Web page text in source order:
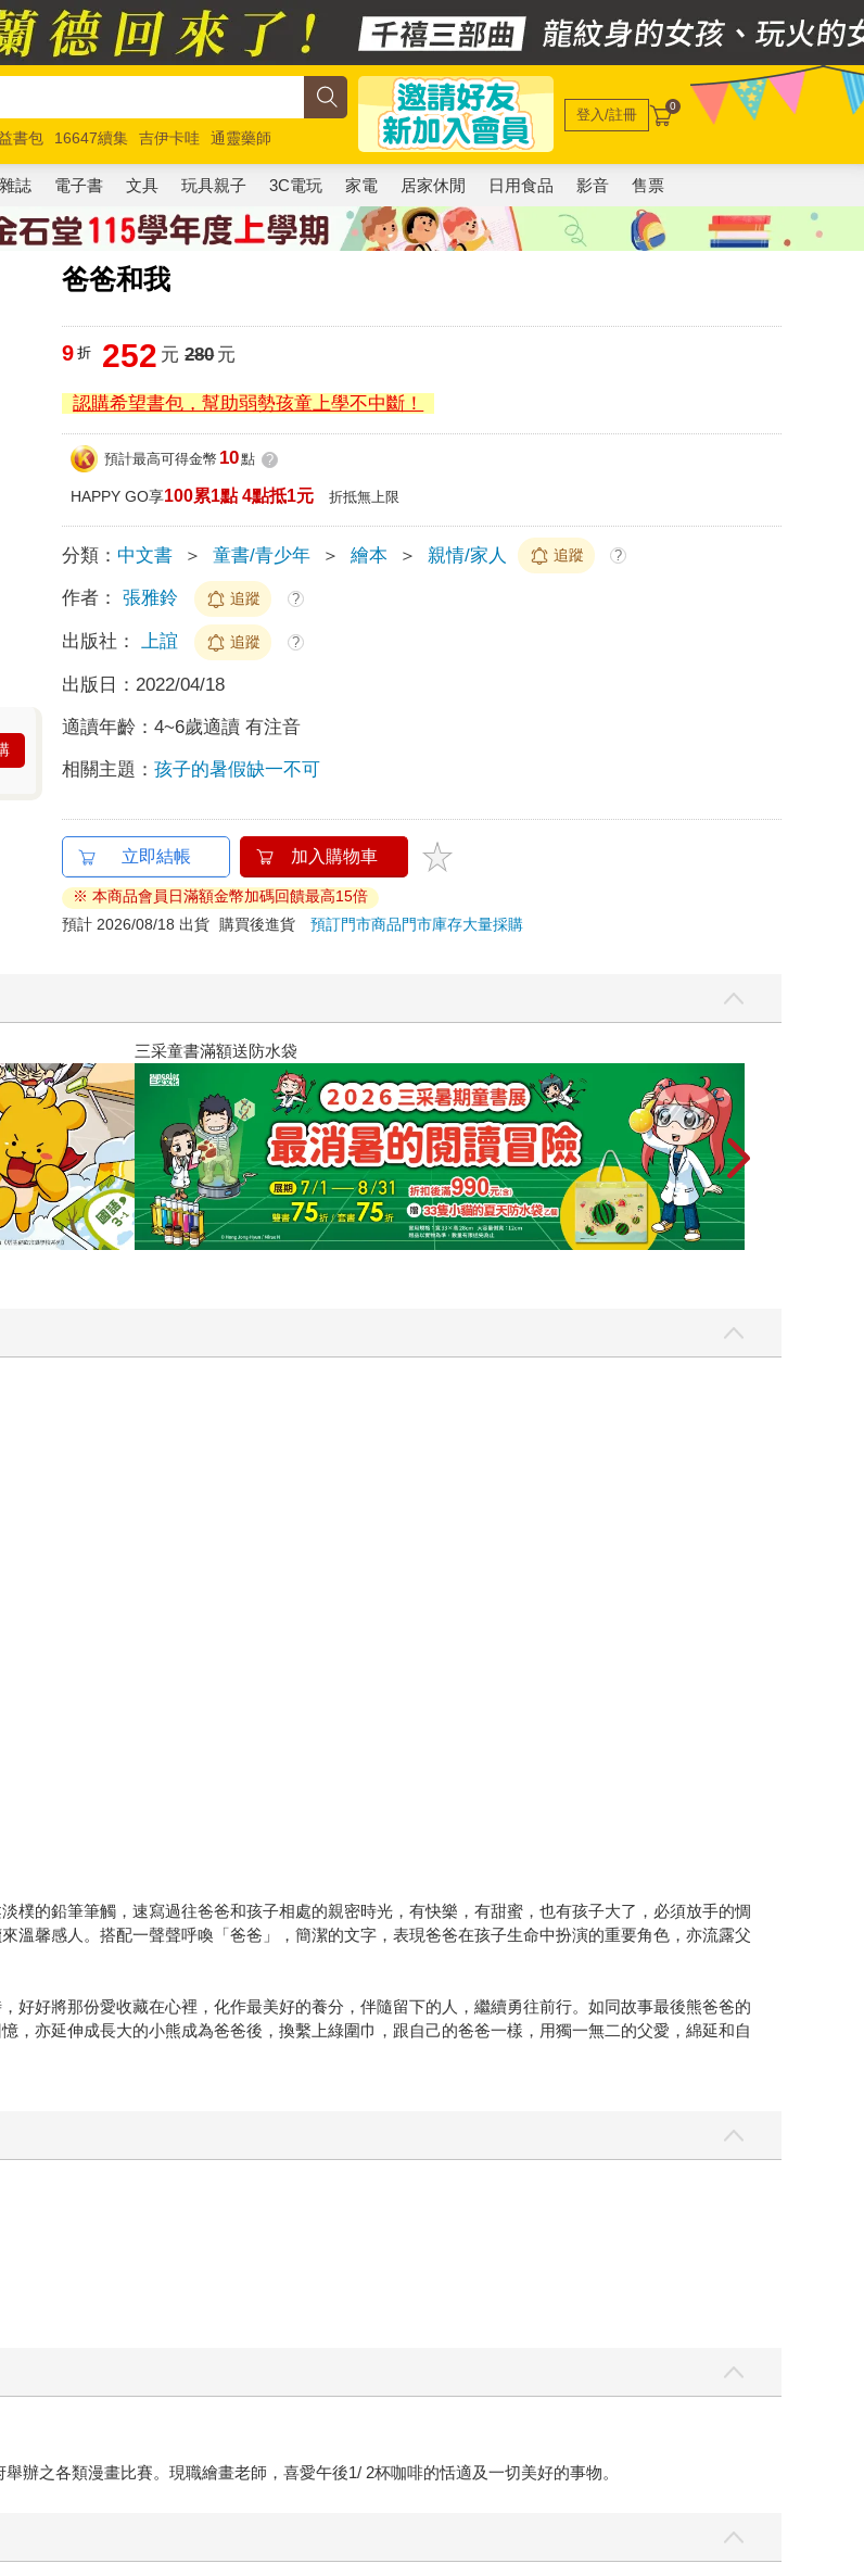
書包 16647續集 吉伊卡哇
通靈藥師
克 玩具總動員5 超慢跑
登入/註冊 0
雜誌 電子書 文具 玩具親子 3C電玩 家電 居家休閒 日用食品 影音 售票
爸爸和我
9 折 252 元 280元
認購希望書包，幫助弱勢孩童上學不中斷！
預計最高可得金幣 10點 ?
HAPPY GO享100累1點 4點抵1元 折抵無上限
分類： 中文書 ＞ 童書/青少年 ＞ 繪本 ＞ 親情/家人 追蹤 ?
作者： 張雅鈴 追蹤 ?
出版社： 上誼 追蹤 ?
出版日： 2022/04/18
適讀年齡：4~6歲適讀 有注音
相關主題：孩子的暑假缺一不可
立即結帳 加入購物車
※ 本商品會員日滿額金幣加碼回饋最高15倍
預計 2026/08/18 出貨
購買後進貨預訂門市商品門市庫存大量採購
買國中小參考書即贈80元電子 閱讀漫遊錄-2026上半年暢銷榜
樸的鉛筆筆觸，速寫過往爸爸和孩子相處的親密時光，有快樂，有甜蜜，也有孩子大了，必須放手的惆
馨感人。搭配一聲聲呼喚「爸爸」，簡潔的文字，表現爸爸在孩子生命中扮演的重要角色，亦流露父
好好將那份愛收藏在心裡，化作最美好的養分，伴隨留下的人，繼續勇往前行。如同故事最後熊爸爸的
，亦延伸成長大的小熊成為爸爸後，換繫上綠圍巾，跟自己的爸爸一樣，用獨一無二的父愛，綿延和自
辦之各類漫畫比賽。現職繪畫老師，喜愛午後1/ 2杯咖啡的恬適及一切美好的事物。